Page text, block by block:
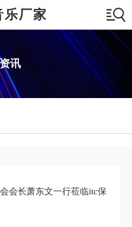
乐厂家
讯
会长萧东文一行莅临itc保